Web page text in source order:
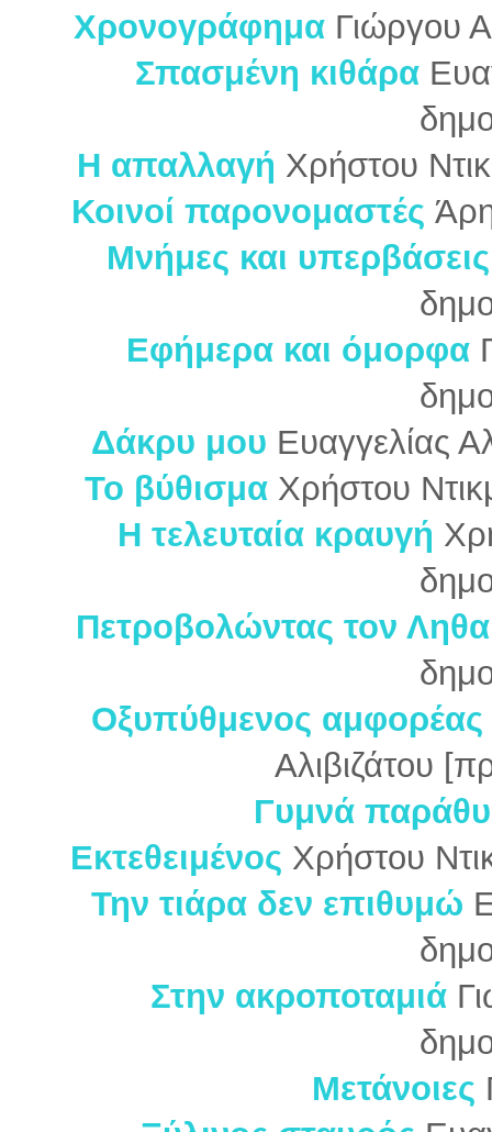
Χρονογράφημα Γιώργου
Σπασμένη κιθάρα
Η απαλλαγή Χρήστου
Κοινοί παρονομαστές
Μνήμες και υπερβάσεις
Εφήμερα και όμορφα
Δάκρυ μου Ευαγγελίας
Το βύθισμα Χρήστου
Η τελευταία κραυγή
Πετροβολώντας τον
Οξυπύθμενος
Αλιβιζάτου
Γυμνά
Εκτεθειμένος Χρήστου
Την τιάρα δεν επιθυμώ
Στην ακροποταμιά
Μετάνοιες